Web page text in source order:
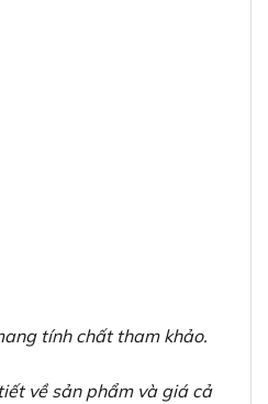
tính chất tham khảo.
về sản phẩm và giá cả